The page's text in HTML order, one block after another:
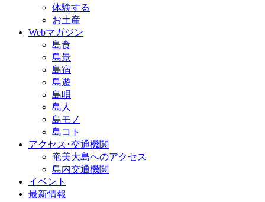
体験する
お土産
Webマガジン
島食
島景
島宿
島遊
島唄
島人
島モノ
島コト
アクセス･交通機関
奄美大島へのアクセス
島内交通機関
イベント
最新情報